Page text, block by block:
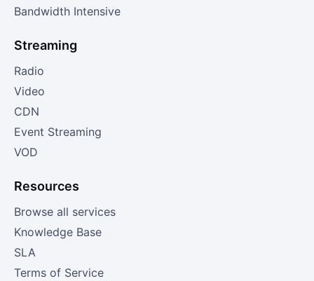
Bandwidth Intensive
Streaming
Radio
Video
CDN
Event Streaming
VOD
Resources
Browse all services
Knowledge Base
SLA
Terms of Service